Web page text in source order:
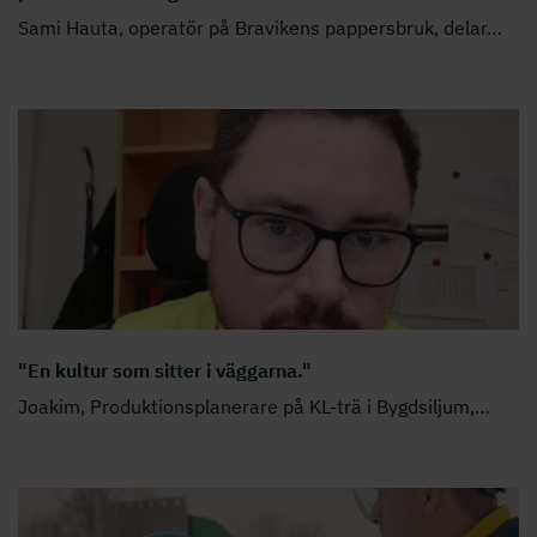
Sami Hauta, operatör på Bravikens pappersbruk, delar…
"En kultur som sitter i väggarna."
Joakim, Produktionsplanerare på KL-trä i Bygdsiljum,…